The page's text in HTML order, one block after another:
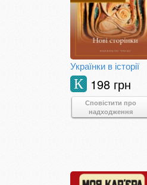
Українки в історії
198 грн
К
Сповістити про
надходження